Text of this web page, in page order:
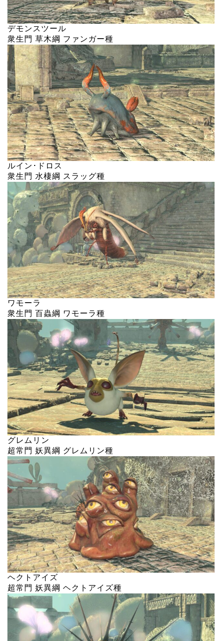
デモンスツール
衆生門 草木綱 ファンガー種
ルイン･ドロス
衆生門 水棲綱 スラッグ種
ワモーラ
衆生門 百蟲綱 ワモーラ種
グレムリン
超常門 妖異綱 グレムリン種
ヘクトアイズ
超常門 妖異綱 ヘクトアイズ種